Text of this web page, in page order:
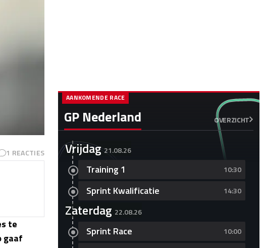
1 REACTIES
te
gaaf
GP Nederland OVERZICHT
AANKOMENDE RACE
Vrijdag 21.08.26
Training 1 10:30
Sprint Kwalificatie 14:30
Zaterdag 22.08.26
Sprint Race 10:00